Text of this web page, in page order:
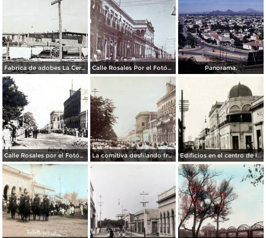
Fabrica de adobes La Cereza Culiacán Sinaloa ( Circulada el 11 de Noviembre de 1919 ). Calle Rosales Por el Fotógrafo A. W. Lohn ( Circulada el 12 de Diciembre de 1908 ). Panorama.
Calle Rosales por el Fotógrafo A. W. Lohn. La comitiva desfilando frente a palacio Culiacán, Sinaloa. Edificios en el centro de la ciudad